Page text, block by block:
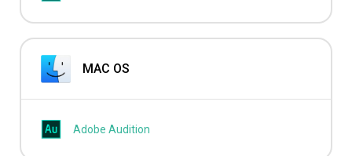
MAC OS
Adobe Audition